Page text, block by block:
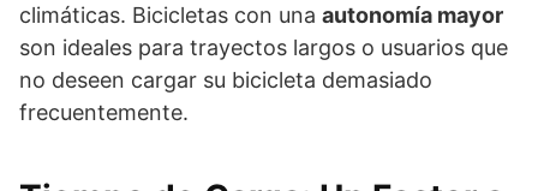
climáticas. Bicicletas con una autonomía mayor
son ideales para trayectos largos o usuarios que
no deseen cargar su bicicleta demasiado
frecuentemente.